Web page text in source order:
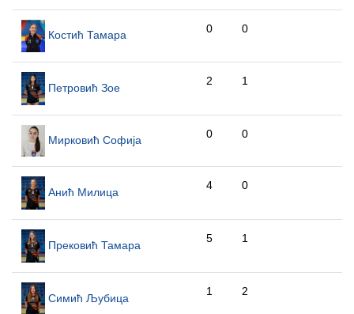
Костић Тамара
0 0
Петровић Зое
2 1
Мирковић Софија 0 0
Анић Милица
4 0
Прековић Тамара
5 1
Симић Љубица
1 2